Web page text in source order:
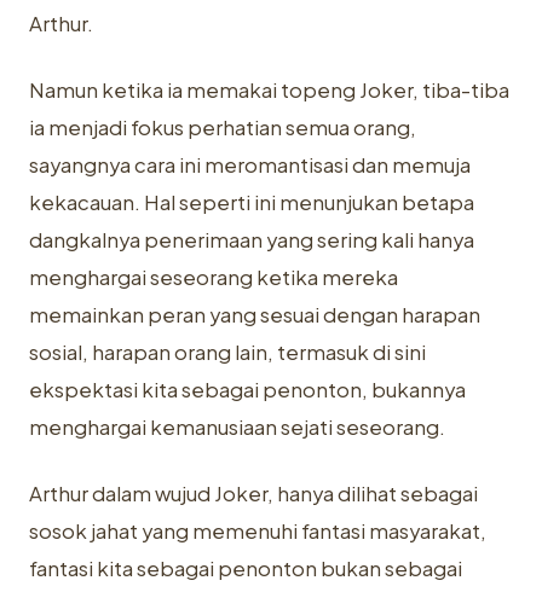
Arthur.
Namun ketika ia memakai topeng Joker, tiba-tiba
ia menjadi fokus perhatian semua orang,
sayangnya cara ini meromantisasi dan memuja
kekacauan. Hal seperti ini menunjukan betapa
dangkalnya penerimaan yang sering kali hanya
menghargai seseorang ketika mereka
memainkan peran yang sesuai dengan harapan
sosial, harapan orang lain, termasuk di sini
ekspektasi kita sebagai penonton, bukannya
menghargai kemanusiaan sejati seseorang.
Arthur dalam wujud Joker, hanya dilihat sebagai
sosok jahat yang memenuhi fantasi masyarakat,
fantasi kita sebagai penonton bukan sebagai